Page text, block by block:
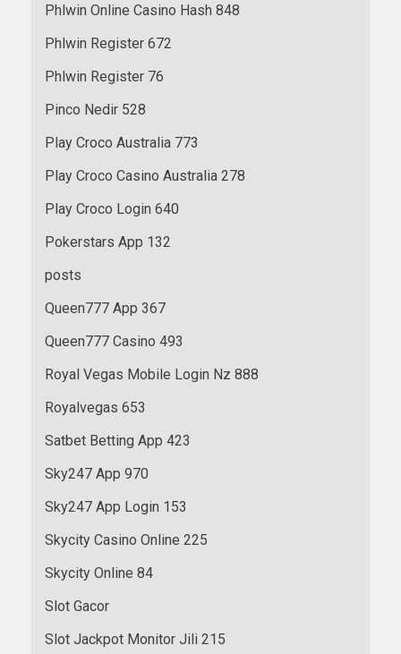
Phlwin Online Casino Hash 848
Phlwin Register 672
Phlwin Register 76
Pinco Nedir 528
Play Croco Australia 773
Play Croco Casino Australia 278
Play Croco Login 640
Pokerstars App 132
posts
Queen777 App 367
Queen777 Casino 493
Royal Vegas Mobile Login Nz 888
Royalvegas 653
Satbet Betting App 423
Sky247 App 970
Sky247 App Login 153
Skycity Casino Online 225
Skycity Online 84
Slot Gacor
Slot Jackpot Monitor Jili 215